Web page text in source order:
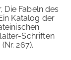
Die Fabeln des
Katalog der
Schriften
267).